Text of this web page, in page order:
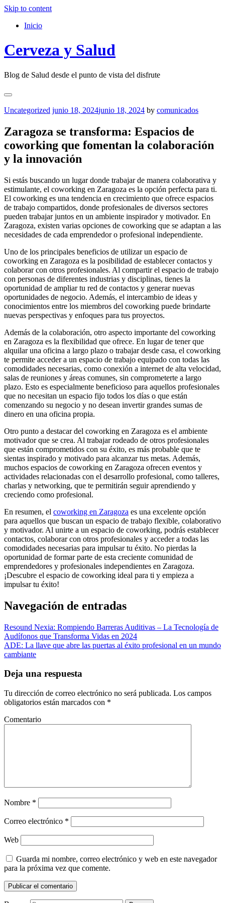
Skip to content
Inicio
Cerveza y Salud
Blog de Salud desde el punto de vista del disfrute
Uncategorized junio 18, 2024junio 18, 2024 by comunicados
Zaragoza se transforma: Espacios de
coworking que fomentan la colaboración
y la innovación
Si estás buscando un lugar donde trabajar de manera colaborativa y
estimulante, el coworking en Zaragoza es la opción perfecta para ti.
El coworking es una tendencia en crecimiento que ofrece espacios
de trabajo compartidos, donde profesionales de diversos sectores
pueden trabajar juntos en un ambiente inspirador y motivador. En
Zaragoza, existen varias opciones de coworking que se adaptan a las
necesidades de cada emprendedor o profesional independiente.
Uno de los principales beneficios de utilizar un espacio de
coworking en Zaragoza es la posibilidad de establecer contactos y
colaborar con otros profesionales. Al compartir el espacio de trabajo
con personas de diferentes industrias y disciplinas, tienes la
oportunidad de ampliar tu red de contactos y generar nuevas
oportunidades de negocio. Además, el intercambio de ideas y
conocimientos entre los miembros del coworking puede brindarte
nuevas perspectivas y enfoques para tus proyectos.
Además de la colaboración, otro aspecto importante del coworking
en Zaragoza es la flexibilidad que ofrece. En lugar de tener que
alquilar una oficina a largo plazo o trabajar desde casa, el coworking
te permite acceder a un espacio de trabajo equipado con todas las
comodidades necesarias, como conexión a internet de alta velocidad,
salas de reuniones y áreas comunes, sin comprometerte a largo
plazo. Esto es especialmente beneficioso para aquellos profesionales
que no necesitan un espacio fijo todos los días o que están
comenzando su negocio y no desean invertir grandes sumas de
dinero en una oficina propia.
Otro punto a destacar del coworking en Zaragoza es el ambiente
motivador que se crea. Al trabajar rodeado de otros profesionales
que están comprometidos con su éxito, es más probable que te
sientas inspirado y motivado para alcanzar tus metas. Además,
muchos espacios de coworking en Zaragoza ofrecen eventos y
actividades relacionadas con el desarrollo profesional, como talleres,
charlas y networking, que te permitirán seguir aprendiendo y
creciendo como profesional.
En resumen, el coworking en Zaragoza es una excelente opción
para aquellos que buscan un espacio de trabajo flexible, colaborativo
y motivador. Al unirte a un espacio de coworking, podrás establecer
contactos, colaborar con otros profesionales y acceder a todas las
comodidades necesarias para impulsar tu éxito. No pierdas la
oportunidad de formar parte de esta creciente comunidad de
emprendedores y profesionales independientes en Zaragoza.
¡Descubre el espacio de coworking ideal para ti y empieza a
impulsar tu éxito!
Navegación de entradas
Resound Nexia: Rompiendo Barreras Auditivas – La Tecnología de
Audífonos que Transforma Vidas en 2024
ADE: La llave que abre las puertas al éxito profesional en un mundo
cambiante
Deja una respuesta
Tu dirección de correo electrónico no será publicada. Los campos
obligatorios están marcados con *
Comentario
Nombre *
Correo electrónico *
Web
Guarda mi nombre, correo electrónico y web en este navegador
para la próxima vez que comente.